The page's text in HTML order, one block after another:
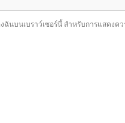
ฉันบนเบราว์เซอร์นี้ สำหรับการแสดงค